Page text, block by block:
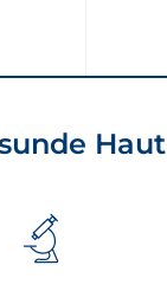
Haut